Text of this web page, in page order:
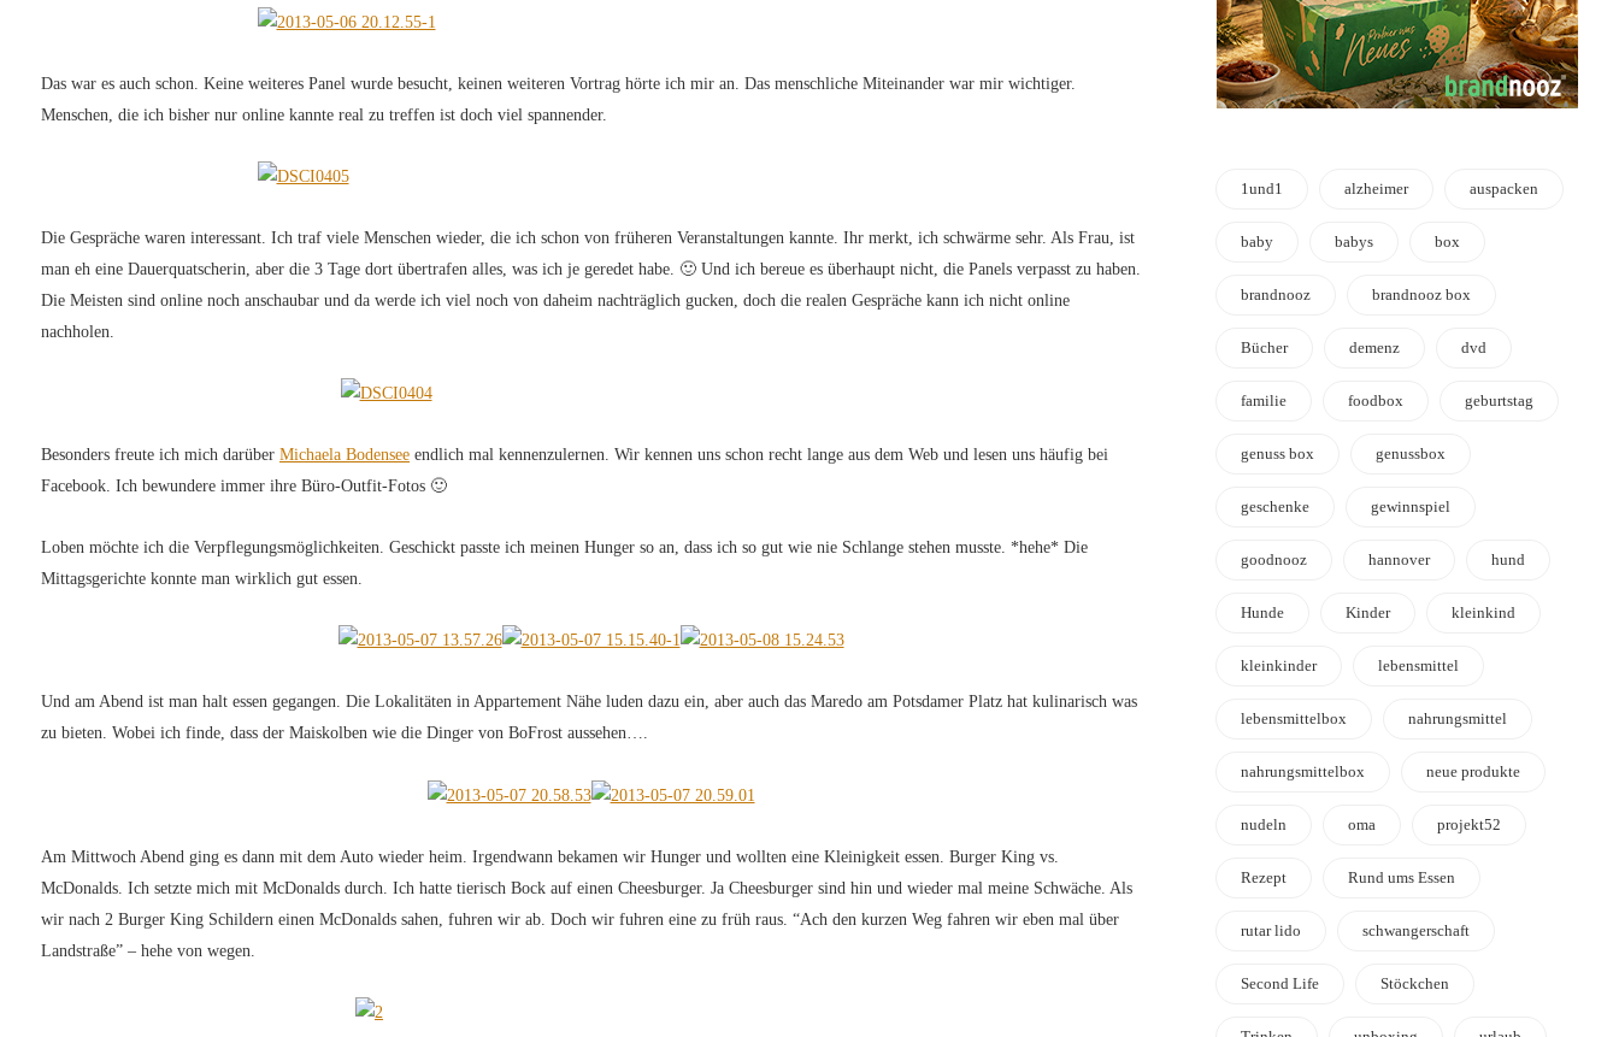
Das war es auch schon. Keine weiteres Panel wurde besucht, keinen weiteren Vortrag hörte ich mir an. Das menschliche Miteinander war mir wichtiger.
Menschen, die ich bisher nur online kannte real zu treffen ist doch viel spannender.
Die Gespräche waren interessant. Ich traf viele Menschen wieder, die ich schon von früheren Veranstaltungen kannte. Ihr merkt, ich schwärme sehr. Als Frau, ist
man eh eine Dauerquatscherin, aber die 3 Tage dort übertrafen alles, was ich je geredet habe. 🙂 Und ich bereue es überhaupt nicht, die Panels verpasst zu haben.
Die Meisten sind online noch anschaubar und da werde ich viel noch von daheim nachträglich gucken, doch die realen Gespräche kann ich nicht online
nachholen.
Besonders freute ich mich darüber Michaela Bodensee endlich mal kennenzulernen. Wir kennen uns schon recht lange aus dem Web und lesen uns häufig bei
Facebook. Ich bewundere immer ihre Büro-Outfit-Fotos 🙂
Loben möchte ich die Verpflegungsmöglichkeiten. Geschickt passte ich meinen Hunger so an, dass ich so gut wie nie Schlange stehen musste. *hehe* Die
Mittagsgerichte konnte man wirklich gut essen.
Und am Abend ist man halt essen gegangen. Die Lokalitäten in Appartement Nähe luden dazu ein, aber auch das Maredo am Potsdamer Platz hat kulinarisch was
zu bieten. Wobei ich finde, dass der Maiskolben wie die Dinger von BoFrost aussehen….
Am Mittwoch Abend ging es dann mit dem Auto wieder heim. Irgendwann bekamen wir Hunger und wollten eine Kleinigkeit essen. Burger King vs.
McDonalds. Ich setzte mich mit McDonalds durch. Ich hatte tierisch Bock auf einen Cheesburger. Ja Cheesburger sind hin und wieder mal meine Schwäche. Als
wir nach 2 Burger King Schildern einen McDonalds sahen, fuhren wir ab. Doch wir fuhren eine zu früh raus. “Ach den kurzen Weg fahren wir eben mal über
Landstraße” – hehe von wegen.
1und1 alzheimer auspacken
baby babys box
brandnooz brandnooz box
Bücher demenz dvd
familie foodbox geburtstag
genuss box genussbox
geschenke gewinnspiel
goodnooz hannover hund
Hunde Kinder kleinkind
kleinkinder lebensmittel
lebensmittelbox nahrungsmittel
nahrungsmittelbox neue produkte
nudeln oma projekt52
Rezept Rund ums Essen
rutar lido schwangerschaft
Second Life Stöckchen